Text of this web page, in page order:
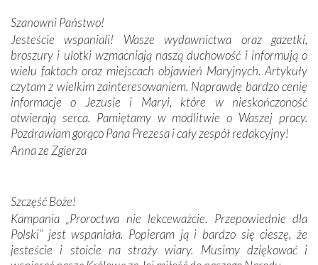
budowniczych.
Podążyliśmy też śladami fatimskich wizjonerów – Łucji
dos Santos oraz świętych Hiacynty i Franciszka Marto.
Modliliśmy się przy ich grobach. Odprawiliśmy Drogę
Krzyżową w ich rodzinnych stronach, odwiedziliśmy
domy, w których żyli.
W miejscu objawień Matki Bożej zapaliliśmy świece
Podczas tej kilkudniowej wyprawy na każdym kroku
spotykaliśmy się z serdeczną otwartością
Portugalczyków. Podziwialiśmy ich ludową sztukę i
zwyczaje. Mimo że nasze kraje są od siebie bardzo
oddalone, w żaden sposób nie czuliśmy się obco.
Szanowni Państwo!
Jesteście wspaniali! Wasze wydawnictwa oraz gazetki,
broszury i ulotki wzmacniają naszą duchowość i informują o
wielu faktach oraz miejscach objawień Maryjnych. Artykuły
czytam z wielkim zainteresowaniem. Naprawdę bardzo cenię
informacje o Jezusie i Maryi, które w nieskończoność
otwierają serca. Pamiętamy w modlitwie o Waszej pracy.
Pozdrawiam gorąco Pana Prezesa i cały zespół redakcyjny!
Anna ze Zgierza
Szczęść Boże!
Kampania „Proroctwa nie lekceważcie. Przepowiednie dla
Polski” jest wspaniała. Popieram ją i bardzo się cieszę, że
jesteście i stoicie na straży wiary. Musimy dziękować i